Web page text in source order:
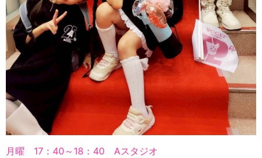
月曜 17：40～18：40 Aスタジオ